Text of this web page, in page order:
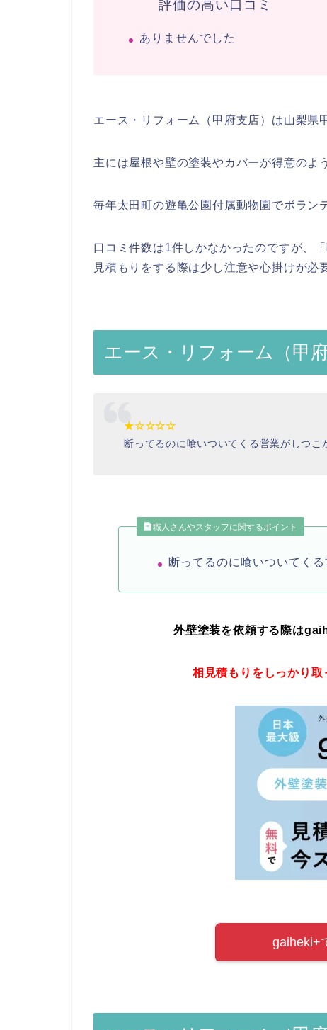
評価の高い口コミ
ありませんでした
エース・リフォーム（甲府支店）は山梨県
主には屋根や壁の塗装やカバーが得意のよ
毎年太田町の遊亀公園付属動物園でボラン
口コミ件数は1件しかなかったのですが、
見積もりをする際は少し注意や心掛けが必
エース・リフォーム（甲
★☆☆☆☆
断ってるのに喰いついてくる営業がしつこ
職人さんやスタッフに関するポイント
断ってるのに喰いついてく
外壁塗装を依頼する際は
相見積もりをしっかり取
gaiheki+